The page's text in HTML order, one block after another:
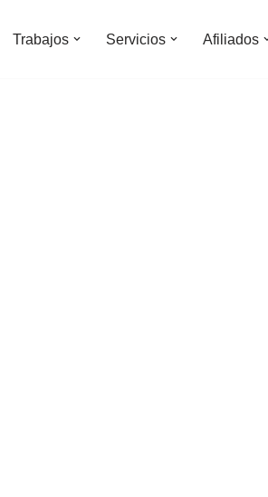
Trabajos Servicios Afiliados